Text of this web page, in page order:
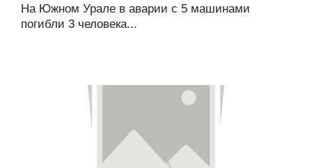
На Южном Урале в аварии с 5 машинами
погибли 3 человека...